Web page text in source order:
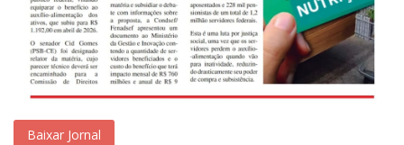
Baixar Jornal